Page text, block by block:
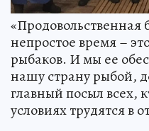
«Продовольственная
непростое время –
рыбаков. И мы ее
нашу страну рыбой,
главный посыл всех,
условиях трудятся в